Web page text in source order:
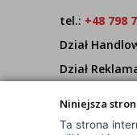
Niniejsza
Ta strona
tel.: +48 798
Dział
Dział
7:00 - 15:00